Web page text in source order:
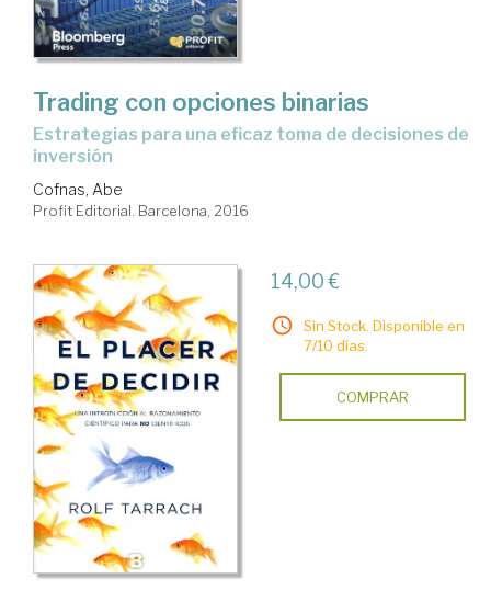
Trading con opciones binarias
estrategias para una eficaz toma de decisiones de
inversión
Cofnas, Abe
Profit Editorial. Barcelona, 2016
14,00 €
Sin Stock. Disponible en
7/10 días.
COMPRAR